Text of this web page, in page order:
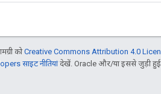
कोCreative Commons Attribution 4.0
साइट नीतियांदेखें. Oracle और/या इससे जुड़ी हुई